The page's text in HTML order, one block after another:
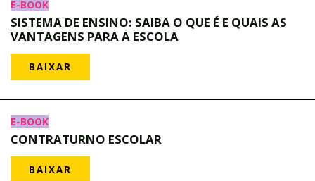
E-BOOK
SISTEMA DE ENSINO: SAIBA O QUE É E QUAIS AS
VANTAGENS PARA A ESCOLA
BAIXAR
E-BOOK
CONTRATURNO ESCOLAR
BAIXAR